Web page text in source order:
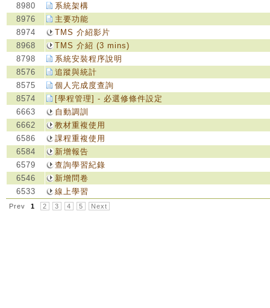
8980
系統架構
8976
主要功能
8974
TMS 介紹影片
8968
TMS 介紹 (3 mins)
8798
系統安裝程序說明
8576
追蹤與統計
8575
個人完成度查詢
8574
[學程管理] - 必選修條件設定
6663
自動調訓
6662
教材重複使用
6586
課程重複使用
6584
新增報告
6579
查詢學習紀錄
6546
新增問卷
6533
線上學習
Prev 1 2 3 4 5 Next